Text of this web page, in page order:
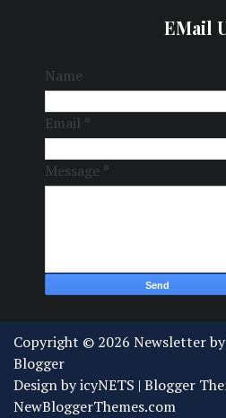
EMail
Name
Email *
Message *
Copyright © 2026 Newsletter by
Blogger
Design byicyNETS | Blogger
NewBloggerThemes.com